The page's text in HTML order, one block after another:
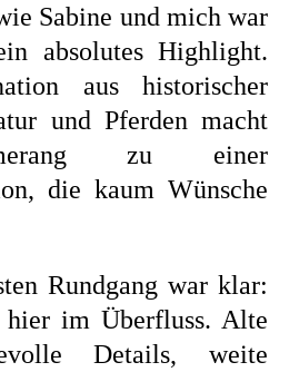
Sabine und mich war
absolutes Highlight.
aus historischer
und Pferden macht
zu einer
die kaum Wünsche
Rundgang war klar:
im Überfluss. Alte
Details, weite